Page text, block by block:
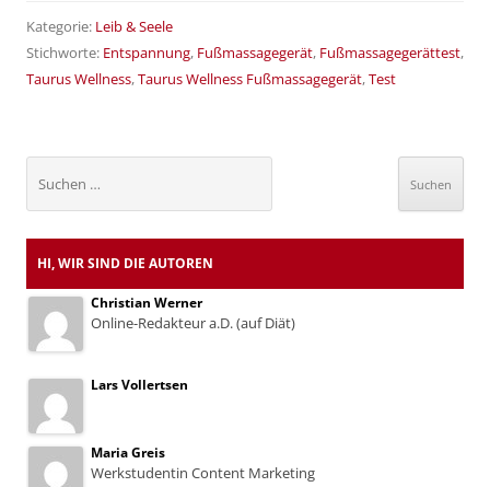
Kategorie: Leib & Seele
Stichworte: Entspannung, Fußmassagegerät, Fußmassagegerättest,
Taurus Wellness,Taurus Wellness Fußmassagegerät,Test
nach:
HI, WIR SIND DIE AUTOREN
Christian Werner
Online-Redakteur a.D. (auf Diät)
Lars Vollertsen
Maria Greis
Werkstudentin Content Marketing